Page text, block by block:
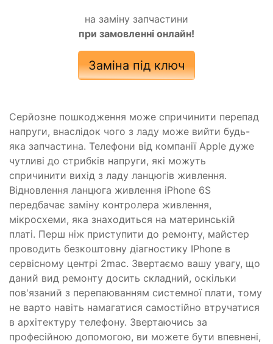
на заміну запчастини
при замовленні онлайн!
Заміна під ключ
Серйозне пошкодження може спричинити перепад
напруги, внаслідок чого з ладу може вийти будь-
яка запчастина. Телефони від компанії Apple дуже
чутливі до стрибків напруги, які можуть
спричинити вихід з ладу ланцюгів живлення.
Відновлення ланцюга живлення iPhone 6S
передбачає заміну контролера живлення,
мікросхеми, яка знаходиться на материнській
платі. Перш ніж приступити до ремонту, майстер
проводить безкоштовну діагностику IPhone в
сервісному центрі 2mac. Звертаємо вашу увагу, що
даний вид ремонту досить складний, оскільки
пов'язаний з перепаюванням системної плати, тому
не варто навіть намагатися самостійно втручатися
в архітектуру телефону. Звертаючись за
професійною допомогою, ви можете бути впевнені,